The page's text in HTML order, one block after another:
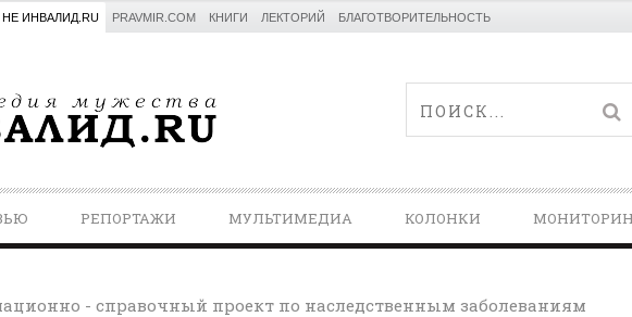
НЕ ИНВАЛИД.RU PRAVMIR.COM КНИГИ ЛЕКТОРИЙ БЛАГОТВОРИТЕЛЬНОСТЬ
РЕПОРТАЖИ МУЛЬТИМЕДИА КОЛОНКИ
- справочный проект по наследственным заболеваниям